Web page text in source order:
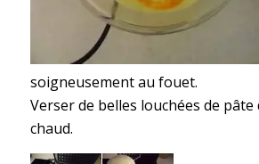
soigneusement au fouet.
Verser de belles louchées de
chaud.